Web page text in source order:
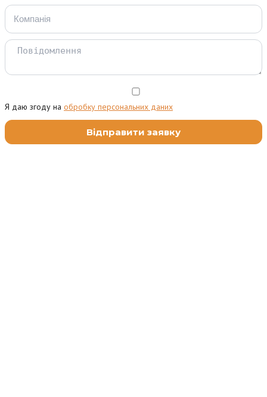
Я даю згоду на обробку персональних даних